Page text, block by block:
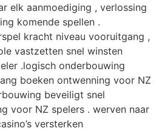
elk aanmoediging , verlossing
komende spellen .
kracht niveau vooruitgang ,
vastzetten snel winsten
.logisch onderbouwing
boeken ontwenning voor NZ
beveiligt snel
voor NZ spelers . werven naar
versterken